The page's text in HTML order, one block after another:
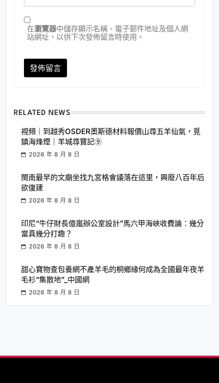
在瀏覽器中儲存顯示名稱、電子郵件地址及個人網
站網址，以供下次發佈留言時使用。
RELATED NEWS
視頻｜到越秀OSDER奧斯德材料報價山尋五羊仙氣，覓
鎮海烽煙｜羊城尋寶記⑨
2026 年 8 月 8 日
閩南最早的文廟坐找九宮格會議落在這里，興廢八百年后
欲復建
2026 年 8 月 8 日
印尼“牛仔財長億嵐辦公室設計”馬六甲海峽收費論：幾分
當真幾分打趣？
2026 年 8 月 8 日
甜心寶物查包養網不產羊毛的桐鄉緣何成為全國最年夜羊
毛衫“集散地”_中國網
2026 年 8 月 8 日